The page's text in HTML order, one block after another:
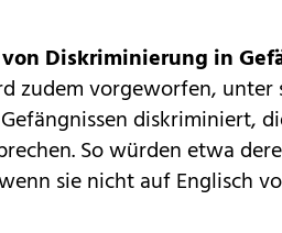
Diskriminierung in
zudem vorgeworfen,
diskriminiert,
So würden etwa
sie nicht auf Englisch